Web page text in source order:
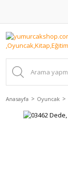
Anasayfa Oyuncak